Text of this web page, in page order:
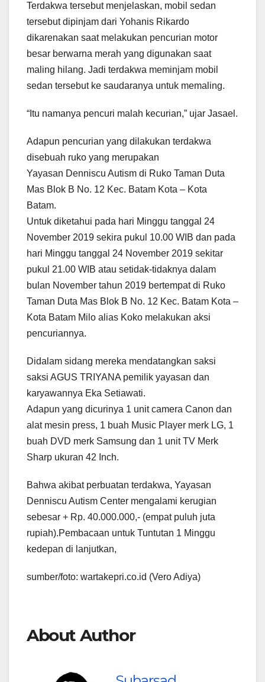
Terdakwa tersebut menjelaskan, mobil sedan
tersebut dipinjam dari Yohanis Rikardo
dikarenakan saat melakukan pencurian motor
besar berwarna merah yang digunakan saat
maling hilang. Jadi terdakwa meminjam mobil
sedan tersebut ke saudaranya untuk memaling.
“Itu namanya pencuri malah kecurian,” ujar Jasael.
Adapun pencurian yang dilakukan terdakwa
disebuah ruko yang merupakan
Yayasan Denniscu Autism di Ruko Taman Duta
Mas Blok B No. 12 Kec. Batam Kota – Kota
Batam.
Untuk diketahui pada hari Minggu tanggal 24
November 2019 sekira pukul 10.00 WIB dan pada
hari Minggu tanggal 24 November 2019 sekitar
pukul 21.00 WIB atau setidak-tidaknya dalam
bulan November tahun 2019 bertempat di Ruko
Taman Duta Mas Blok B No. 12 Kec. Batam Kota –
Kota Batam Milo alias Koko melakukan aksi
pencuriannya.
Didalam sidang mereka mendatangkan saksi
saksi AGUS TRIYANA pemilik yayasan dan
karyawannya Eka Setiawati.
Adapun yang dicurinya 1 unit camera Canon dan
alat mesin press, 1 buah Music Player merk LG, 1
buah DVD merk Samsung dan 1 unit TV Merk
Sharp ukuran 42 Inch.
Bahwa akibat perbuatan terdakwa, Yayasan
Denniscu Autism Center mengalami kerugian
sebesar + Rp. 40.000.000,- (empat puluh juta
rupiah).Pembacaan untuk Tuntutan 1 Minggu
kedepan di lanjutkan,
sumber/foto: wartakepri.co.id (Vero Adiya)
About Author